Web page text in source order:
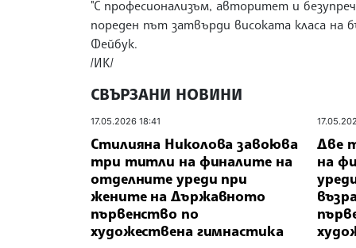
"С професионализъм, авторитет и
пореден път затвърди високата класа на
Фейбук.
/ИК/
СВЪРЗАНИ НОВИНИ
17.05.2026 18:41
Стилияна Николова завоюва
три титли на финалите на
отделните уреди при
жените на Държавното
първенство по
художествена гимнастика
Две
на